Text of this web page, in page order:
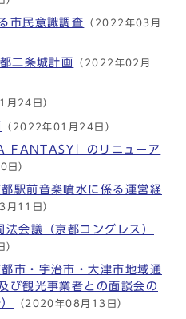
市民意識調査 （2022年03月
二条城計画
（2022年02月
月24日）
（2022年01月24日）
FANTASY」のリニューア
日）
駅前音楽噴水に係る運営経
月11日）
会議（京都コングレス）
市・宇治市・大津市地域通
び観光事業者との面談会の
（2020年08月13日）